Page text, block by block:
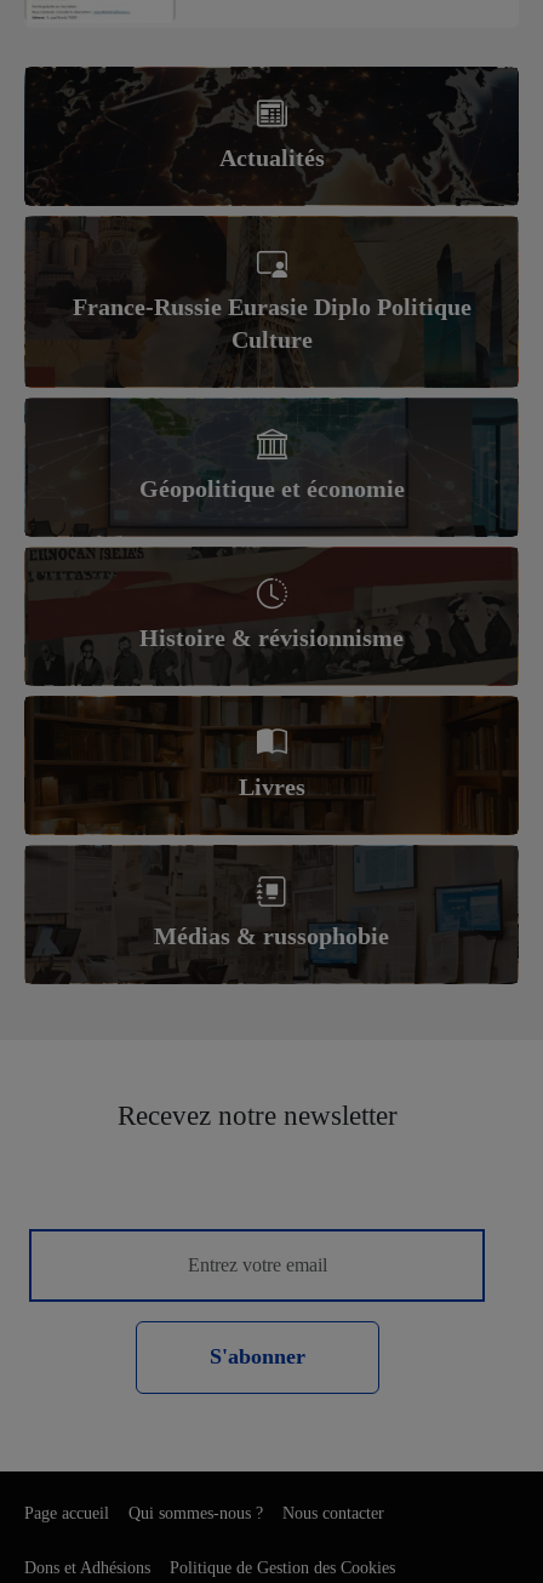
Actualités
France-Russie Eurasie Diplo Politique
Culture
Géopolitique et économie
Histoire & révisionnisme
Livres
Médias & russophobie
Recevez notre newsletter
S'abonner
Page accueil Qui sommes-nous ? Nous contacter
Dons et Adhésions Politique de Gestion des Cookies